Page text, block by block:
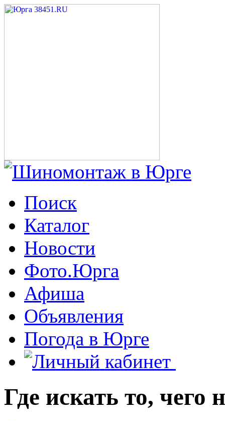
Поиск
Каталог
Новости
Фото.Юрга
Афиша
Объявления
Погода в Юрге
Где искать то, чего